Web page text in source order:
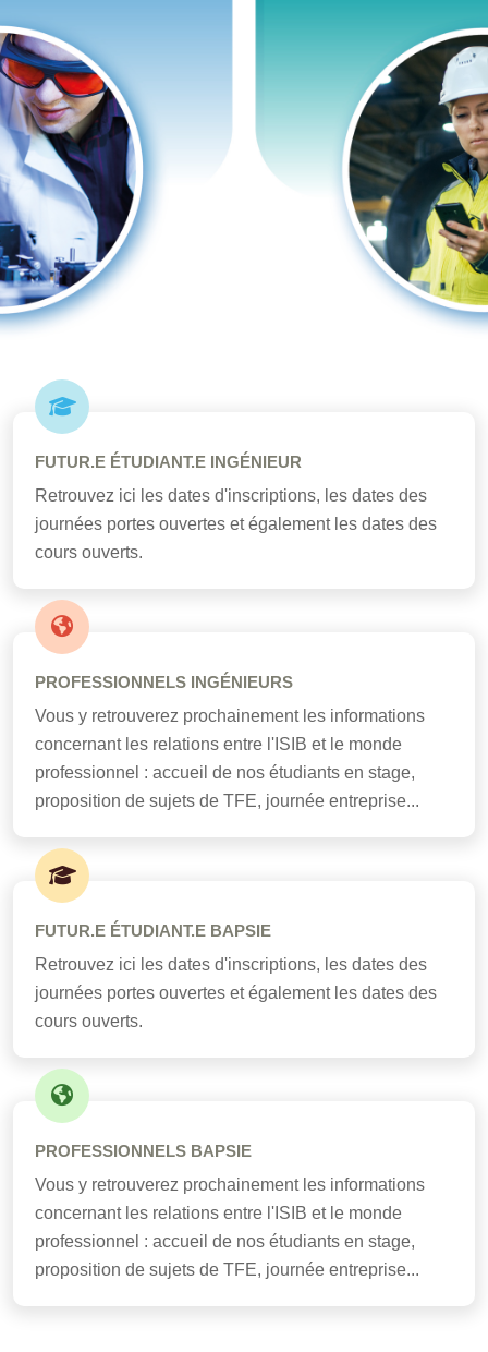
FUTUR.E ÉTUDIANT.E INGÉNIEUR
Retrouvez ici les dates d'inscriptions, les dates des
journées portes ouvertes et également les dates des
cours ouverts.
PROFESSIONNELS INGÉNIEURS
Vous y retrouverez prochainement les informations
concernant les relations entre l'ISIB et le monde
professionnel : accueil de nos étudiants en stage,
proposition de sujets de TFE, journée entreprise...
FUTUR.E ÉTUDIANT.E BAPSIE
Retrouvez ici les dates d'inscriptions, les dates des
journées portes ouvertes et également les dates des
cours ouverts.
PROFESSIONNELS BAPSIE
Vous y retrouverez prochainement les informations
concernant les relations entre l'ISIB et le monde
professionnel : accueil de nos étudiants en stage,
proposition de sujets de TFE, journée entreprise...